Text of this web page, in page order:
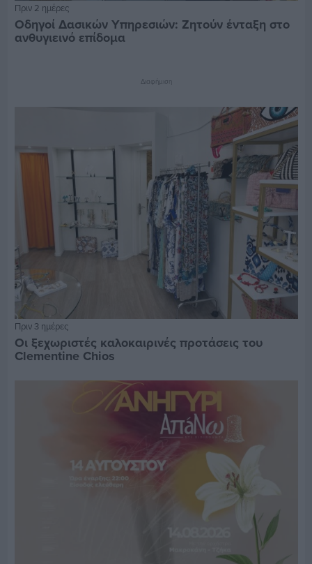
Πριν 2 ημέρες
Οδηγοί Δασικών Υπηρεσιών: Ζητούν ένταξη στο
ανθυγιεινό επίδομα
Διαφήμιση
Πριν 3 ημέρες
Οι ξεχωριστές καλοκαιρινές προτάσεις του
Clementine Chios